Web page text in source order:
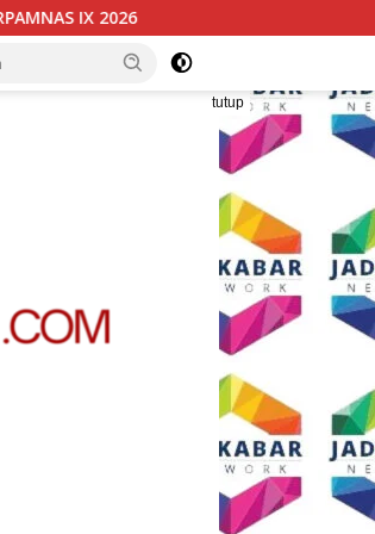
Wali Kota Malang Paparkan Model
tutup